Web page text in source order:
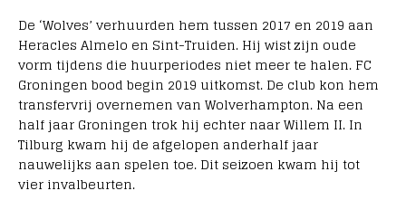
De ‘Wolves’ verhuurden hem tussen 2017 en 2019 aan
Heracles Almelo en Sint-Truiden. Hij wist zijn oude
vorm tijdens die huurperiodes niet meer te halen. FC
Groningen bood begin 2019 uitkomst. De club kon hem
transfervrij overnemen van Wolverhampton. Na een
half jaar Groningen trok hij echter naar Willem II. In
Tilburg kwam hij de afgelopen anderhalf jaar
nauwelijks aan spelen toe. Dit seizoen kwam hij tot
vier invalbeurten.